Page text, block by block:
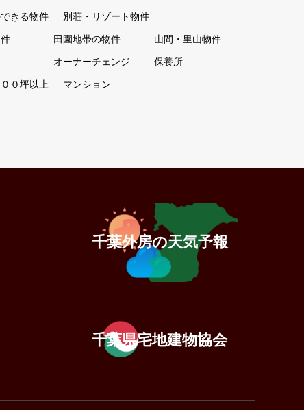
きる物件 別荘・リゾート物件
田園地帯の物件 山間・里山物件
オーナーチェンジ 保養所
０坪以上 マンション
千葉外房の天気予報
千葉県宅地建物協会